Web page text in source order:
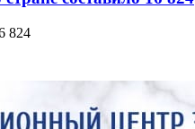
824